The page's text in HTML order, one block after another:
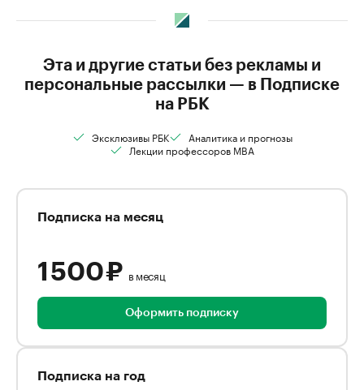
Эта и другие статьи без рекламы и
персональные рассылки — в Подписке
на РБК
Эксклюзивы РБК
Аналитика и прогнозы
Лекции профессоров MBA
Подписка на месяц
1 500 ₽ в месяц
Оформить подписку
Подписка на год